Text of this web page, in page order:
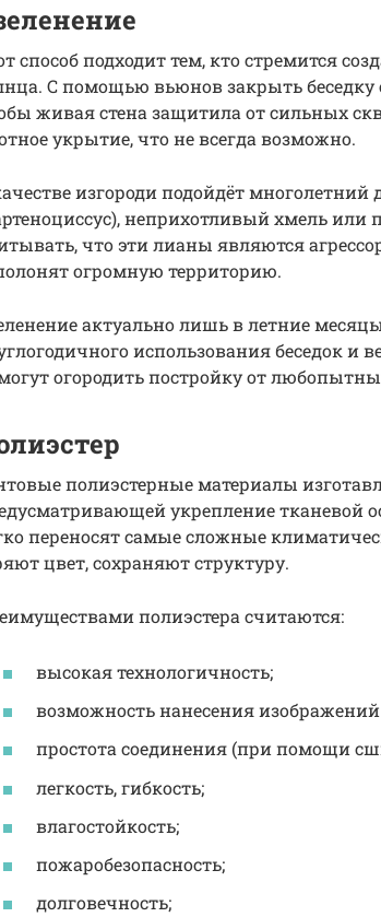
способ подходит тем, кто стремится
С помощью вьюнов закрыть беседку
живая стена защитила от сильных
укрытие, что не всегда возможно.
изгороди подойдёт
неприхотливый хмель или
что эти лианы являются
огромную территорию.
актуально лишь в летние
использования беседок и
огородить постройку от
полиэстерные материалы
укрепление тканевой
переносят самые сложные
цвет, сохраняют структуру.
полиэстера считаются:
высокая технологичность;
возможность нанесения
простота соединения (при помощи
легкость, гибкость;
влагостойкость;
пожаробезопасность;
долговечность;